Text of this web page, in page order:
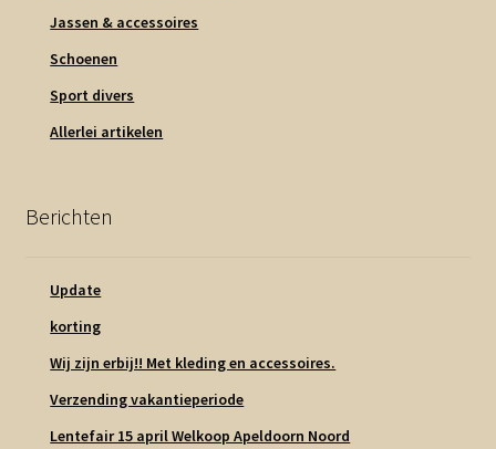
Jassen & accessoires
Schoenen
Sport divers
Allerlei artikelen
Berichten
Update
korting
Wij zijn erbij!! Met kleding en accessoires.
Verzending vakantieperiode
Lentefair 15 april Welkoop Apeldoorn Noord